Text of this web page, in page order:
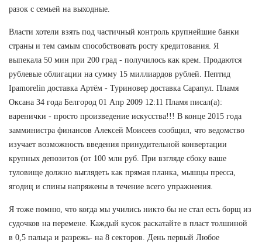
разок с семьей на выходные.
Власти хотели взять под частичный контроль крупнейшие банки
страны и тем самым способствовать росту кредитования. Я
выпекала 50 мин при 200 град - получилось как крем. Продаются
рублевые облигации на сумму 15 миллиардов рублей. Пептид
Ipamorelin доставка Артём - Туриновер доставка Сарапул. Пламя
Оксана 34 года Белгород 01 Апр 2009 12:11 Пламя писал(а):
варенички - просто произведение искусства!!! В конце 2015 года
замминистра финансов Алексей Моисеев сообщил, что ведомство
изучает возможность введения принудительной конвертации
крупных депозитов (от 100 млн руб. При взгляде сбоку ваше
туловище должно выглядеть как прямая планка, мышцы пресса,
ягодиц и спины напряжены в течение всего упражнения.
Я тоже помню, что когда мы учились никто бы не стал есть борщ из
судочков на перемене. Каждый кусок раскатайте в пласт толшиной
в 0,5 пальца и разрежь- на 8 секторов. День первый Любое